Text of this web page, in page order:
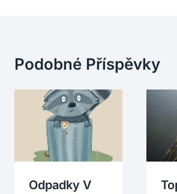
Podobné Příspěvky
Odpadky V